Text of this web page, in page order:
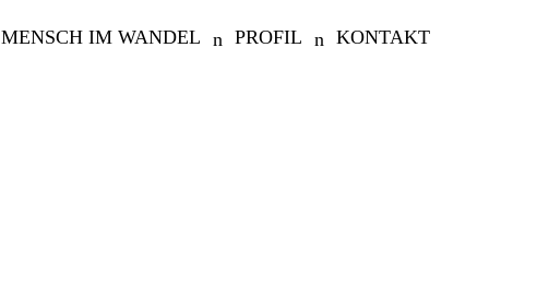
MENSCH IM WANDEL PROFIL KONTAKT